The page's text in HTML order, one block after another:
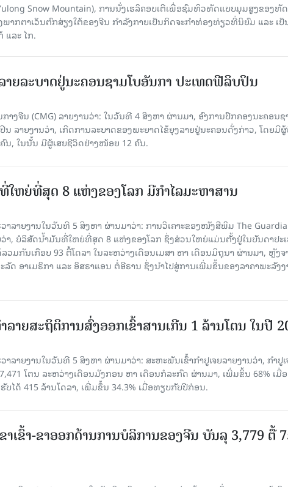
Snow Mountain), ການນັ່ງເຮລິຄອບເຕີເພື່ອຊົມທິວທັດແບບມຸມສູງຂອງທັ
າກຕາເວັນຕົກສ່ຽງໃຕ້ຂອງຈີນ ກຳລັງກາຍເປັນກິດຈະກຳທ່ອງທ່ຽວທີ່ນິຍົມ ແລະ ເປັ
ລະ ໄກ.
າຍລະບາດຢູ່ນະຄອນຊາມໂບ​ອັນກາ ປະເທດຟີລິບປິນ
າງຈີນ (CMG) ລາຍງານວ່າ: ໃນວັນທີ 4 ສິງ​ຫາ ຜ່ານມາ, ອົງການ​ປົກ​ຄອງນະຄອນຊ
ລາຍ​ງານວ່າ, ເກີດ​ການລະບາດ​ຂອງພະຍາດໄຂ້ຍຸງລາຍຢູ່ນະຄອນດັ່ງກ່າວ, ໂດຍມີ
ນ, ໃນນັ້ນ ມີຜູ້ເສຍຊີວິດຢ່າງໜ້ອຍ 12 ຄົນ.
ຫຍ່ທີ່ສຸດ 8 ແຫ່ງຂອງໂລກ ມີກຳໄລມະຫາສານ
າລາຍງານໃນວັນທີ 5 ສິງຫາ ຜ່ານມາວ່າ: ການວິເຄາະຂອງໜັງສືພິມ The
ວ່າ, ບໍລິສັດນ້ຳມັນທີ່ໃຫຍ່ທີ່ສຸດ 8 ແຫ່ງຂອງໂລກ ຊຶ່ງສ່ວນໃຫຍ່ແມ່ນຕັ້ງຢູ່ໃນບັນດາປະ
ວມກັນເກືອບ 93 ຕື້ໂດລາ ໃນລະຫວ່າງເດືອນເມສາ ຫາ ເດືອນມິຖຸນາ ຜ່ານມາ, ຫຼັງຈ
ລັດ ອາເມຣິກາ ແລະ ອິສຣາແອນ ຕໍ່ອີຣານ ຊຶ່ງນຳໄປສູ່ການເພີ່ມຂຶ້ນຂອງລາຄາພະລັງງ
ລາຍສະຖິຕິການສົ່ງອອກເຂົ້າສານເກີນ 1 ລ້ານໂຕນ ໃນປີ
ລາຍງານໃນວັນທີ 5 ສິງຫາ ຜ່ານມາວ່າ: ສະຫະພັນເຂົ້າກຳປູເຈຍລາຍງານວ່າ, ກໍາປູເ
ໂຕນ ລະຫວ່າງເດືອນມັງກອນ ຫາ ເດືອນກໍລະກົດ ຜ່ານມາ, ເພີ່ມຂຶ້ນ 68% ເມື່
ບໄດ້ 415 ລ້ານໂດລາ, ເພີ່ມຂຶ້ນ 34.3% ເມື່ອທຽບກັບປີກ່ອນ.
າເຂົ້າ-ຂາອອກດ້ານການບໍລິການຂອງຈີນ ບັນລຸ 3,779 ຕື້